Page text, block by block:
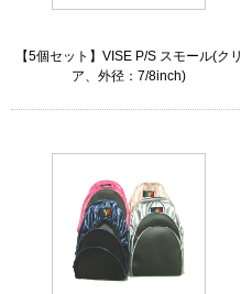
【5個セット】VISE P/S スモール(クリ
ア、外径：7/8inch)